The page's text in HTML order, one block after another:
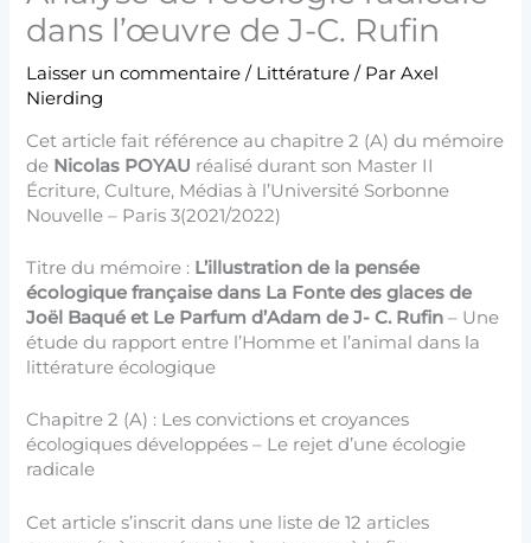
dans l’œuvre de J-C. Rufin
Laisser un commentaire / Littérature / ParAxel
Nierding
Cet article fait référence au chapitre 2 (A) du mémoire
de Nicolas POYAU réalisé durant son Master II
Écriture, Culture, Médias à l’Université Sorbonne
Nouvelle – Paris 3(2021/2022)
Titre du mémoire : L’illustration de la pensée
écologique française dans La Fonte des glaces de
Joël Baqué et Le Parfum d’Adam de J- C. Rufin – Une
étude du rapport entre l’Homme et l’animal dans la
littérature écologique
Chapitre 2 (A) : Les convictions et croyances
écologiques développées – Le rejet d’une écologie
radicale
Cet article s’inscrit dans une liste de 12 articles